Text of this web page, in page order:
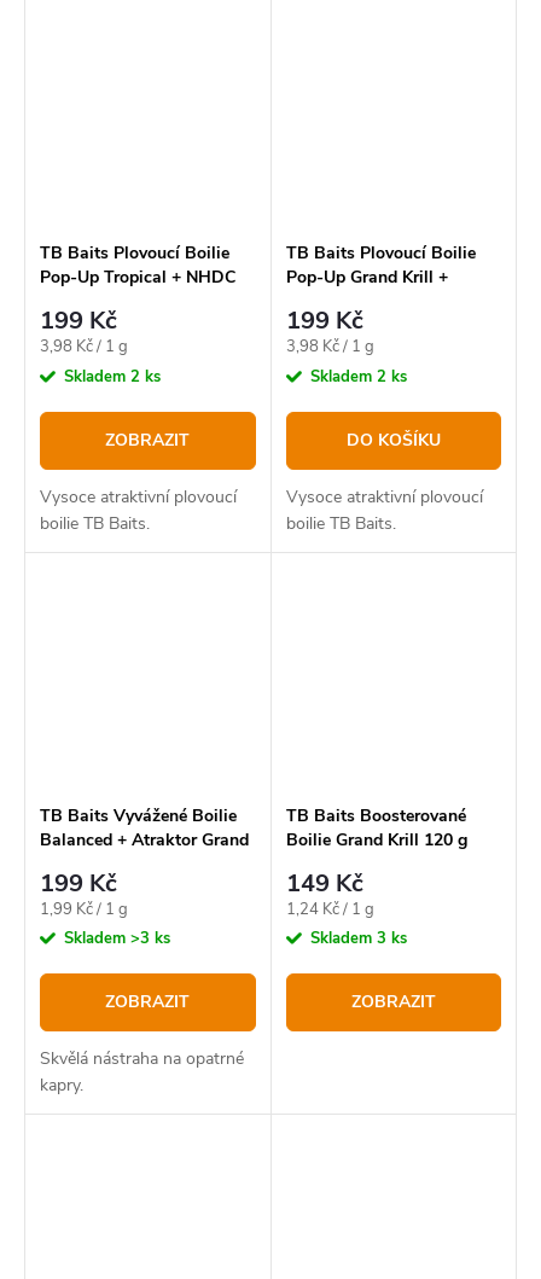
TB Baits Plovoucí Boilie
Pop-Up Tropical + NHDC
199 Kč
Měrná
cena:
3,98 Kč / 1 g
Skladem 2 ks
ZOBRAZIT
Vysoce atraktivní plovoucí
boilie TB Baits.
TB Baits Plovoucí Boilie
Pop-Up Grand Krill +
199 Kč
Měrná
cena:
3,98 Kč / 1 g
Skladem 2 ks
DO KOŠÍKU
Vysoce atraktivní plovoucí
boilie TB Baits.
TB Baits Vyvážené Boilie
Balanced + Atraktor Grand
199 Kč
Měrná
cena:
1,99 Kč / 1 g
Skladem >3 ks
ZOBRAZIT
Skvělá nástraha na opatrné
kapry.
TB Baits Boosterované
Boilie Grand Krill 120 g
149 Kč
Měrná
cena:
1,24 Kč / 1 g
Skladem 3 ks
ZOBRAZIT